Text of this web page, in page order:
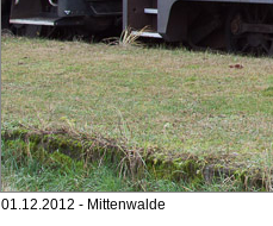
01.12.2012 - Mittenwalde